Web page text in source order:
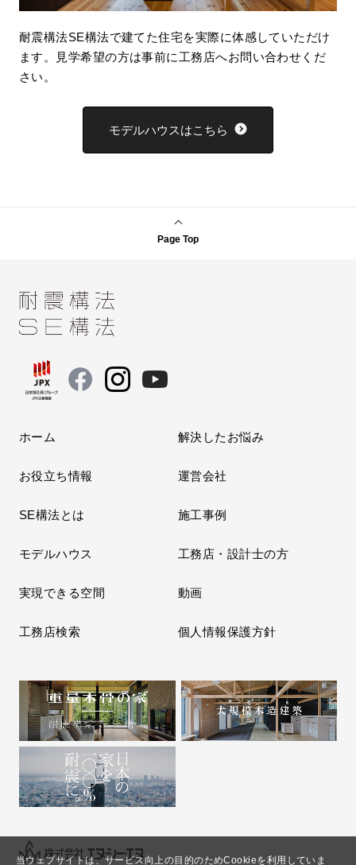
当ウェブサイトは、サービス向上の目的のためCookieを利用していま
耐震構法SE構法で建てた住宅を実際に体感していただけ
ます。見学希望の方は事前に工務店へお問い合わせくだ
さい。
モデルハウスはこちら
Page Top
ホーム 解決したお悩み
お役立ち情報 運営会社
SE構法とは 施工事例
モデルハウス 工務店・設計士の方
実現できる空間 動画
工務店検索 個人情報保護方針